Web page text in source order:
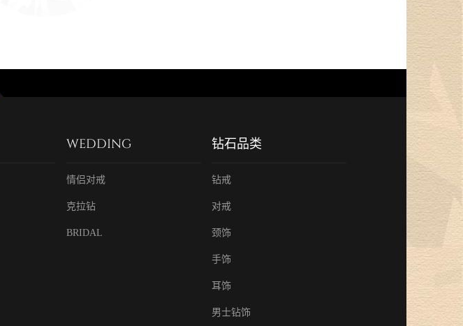
WEDDING
情侣对戒
克拉钻
BRIDAL
钻石品类
钻戒
对戒
颈饰
手饰
耳饰
男士钻饰